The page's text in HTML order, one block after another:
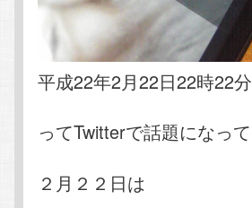
平成22年2月22日22時22分
ってTwitterで話題になって
２月２２日は